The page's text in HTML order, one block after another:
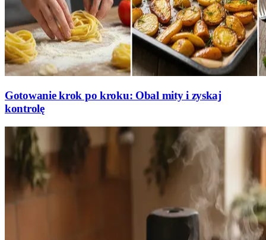
Gotowanie krok po kroku: Obal mity i zyskaj
kontrolę